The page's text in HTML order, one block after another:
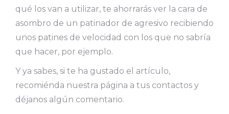
qué los van a utilizar, te ahorrarás ver la cara de
asombro de un patinador de agresivo recibiendo
unos patines de velocidad con los que no sabría
que hacer, por ejemplo.
Y ya sabes, si te ha gustado el artículo,
recomiénda nuestra página a tus contactos y
déjanos algún comentario.